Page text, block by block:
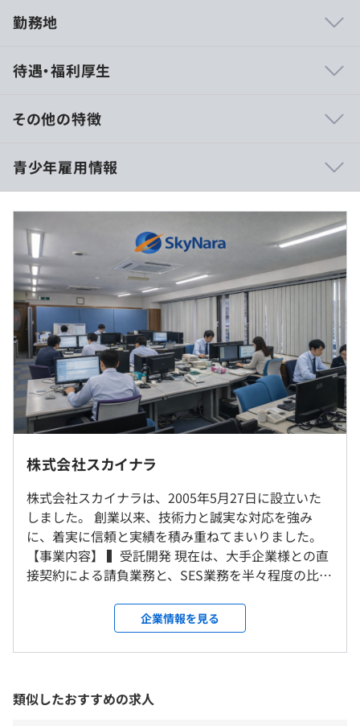
社員数37名、全員の顔と状況が見えるちょうどよい距離
社集会を通じて、困っているメンバーがいればチームを超
えてすぐにフォローする文化が根付いています。
は「つながり」と「温かさ」を何よりも重視した組織づく
りをおこなっています。
◆自分らしく働ける職場環境
参画先の多くでワークライフバランスが推進されており、
非常に働きやすい環境が整っています。「私生活を大切に
したい方」も、「早く成長していきたい方」も、どちらの
スタイルも全力で応援します。個々の希望に合わせた現場
選定や正当な評価体制を通じて、理想のキャリア構築を柔
軟にサポートします。
◆顧客ファーストを追求する
単にシステムをつくるだけでなく、お客様のビジネスの成
功や課題解決にどれだけ貢献できたかを重視します。大手
企業様との直接取引が多いのも、この姿勢が信頼されてい
る証です。
技術はあくまで手段。その先にあるお客様の笑顔や満足を
第一に考え、プロフェッショナルとして誠実な仕事を追求
します。
■レンタルサーバの提供
■民間企業向け業務システム
■社内システムによる営業支援システム／Webシステム
勤務地
◎転勤なし、一部リモートOK
就業場所の変更範囲
＜雇入時＞
常駐する現場によって勤務地が変動する可能性がありま
す。
勤務候補地：埼玉県、千葉県、東京都、神奈川県
＜変更範囲＞
会社の定める範囲
待遇・福利厚生
■賃金の決定方法：当社規定により決定いたします
■月給：211,500円～272,300円（固定残業代を含む）
・基本給：18万500円〜23万4300円
・固定残業代：20時間分、3万1000円〜3万8000円（超過
分は別途支給）
▼一律手当
・家族手当：3,000円以上
・皆勤手当：5,000円（リーダー以下の従業員）
・資格手当：2,000円以上
・役職手当：5,000円以上
・通勤手当：上限5,000円まで
■本社勤務の場合：9:00～17:30
■現場勤務の場合：原則9:00～17:30
している場合がございます。その際は、各現場の勤務時間
規定に準じていただきます。
※実働時間：1日あたり7時間30分
休憩時間：60分（時間帯は現場の規定に準じる）
平均残業時間：平均10時間／月（プロジェクト状況によ
その他の特徴
青少年雇用情報
過去３年間の新卒採用者数・離職者数
前年度 採用者数3人 離職者数2人
2年度前 採用者数2人 離職者数1人
3年度前 採用者数2人 離職者数2人
社内検定等の制度の有無及びその内容
資格を取得した場合、給与にて手当を支給します。
前年度の月平均所定外労働時間の実績
10.0時間
株式会社スカイナラ
株式会社スカイナラは、2005年5月27日に設立いた
しました。 創業以来、技術力と誠実な対応を強み
に、着実に信頼と実績を積み重ねてまいりました。
【事業内容】 ▍受託開発 現在は、大手企業様との直
接契約による請負業務と、SES業務を半々程度の比率
と、幅広い分野で技術支援をおこなっています。 ▍
自社開発 設立当初は社内システムの開発にも注力し
ており、自社開発の経験とノウハウを有しておりま
社開発領域にも挑戦することで、さらなる企業価値
の向上と事業拡大を目指してまいります。 安定と挑
企業情報を見る
類似したおすすめの求人